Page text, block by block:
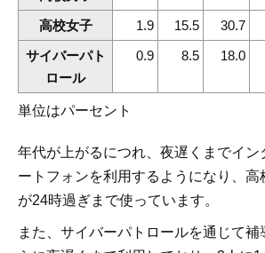
高校女子
1.9 15.5 30.7
サイバーパト
ロール
0.9 8.5 18.0
単位はパーセント
年代が上がるにつれ、夜遅くまでイン
ートフォンを利用するようになり、高
が24時過ぎまで使っています。
また、サイバーパトロールを通じて補